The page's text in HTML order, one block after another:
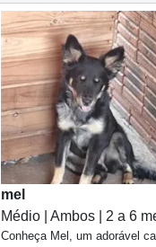
mel
Médio | Ambos | 2 a 6
Conheça Mel, um adorável